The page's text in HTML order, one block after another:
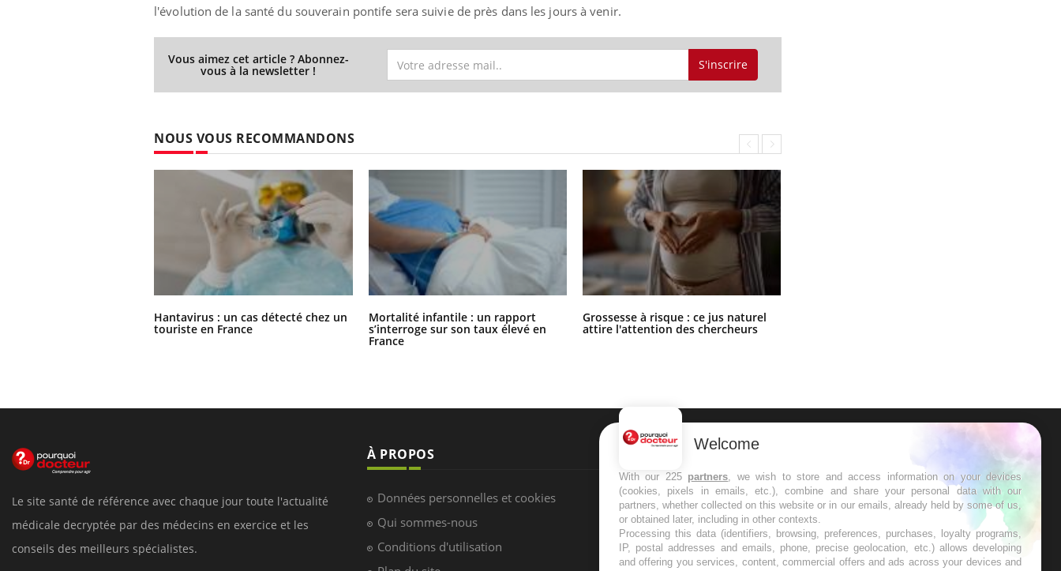
l'évolution de la santé du souverain pontife sera suivie de près dans les jours à venir.
Vous aimez cet article ? Abonnez-
vous à la newsletter ! S'inscrire
NOUS VOUS RECOMMANDONS
Hantavirus : un cas détecté chez un
touriste en France
Mortalité infantile : un rapport
s’interroge sur son taux élevé en
France
Grossesse à risque : ce jus naturel
attire l'attention des chercheurs
Le site santé de référence avec chaque jour toute l'actualité
médicale decryptée par des médecins en exercice et les
conseils des meilleurs spécialistes.
À PROPOS
Données personnelles et cookies
Qui sommes-nous
Conditions d'utilisation
NEWSLETTER
Recevez toutes les semaines les meilleures
infos santé
Welcome
With our 225 partners, we wish to store and access information on your devices
(cookies, pixels in emails, etc.), combine and share your personal data with our
partners, whether collected on this website or in our emails, already held by some of us,
or obtained later, including in other contexts.
Processing this data (identifiers, browsing, preferences, purchases, loyalty programs,
IP, postal addresses and emails, phone, precise geolocation, etc.) allows developing
and offering you services, content, commercial offers and ads across your devices and